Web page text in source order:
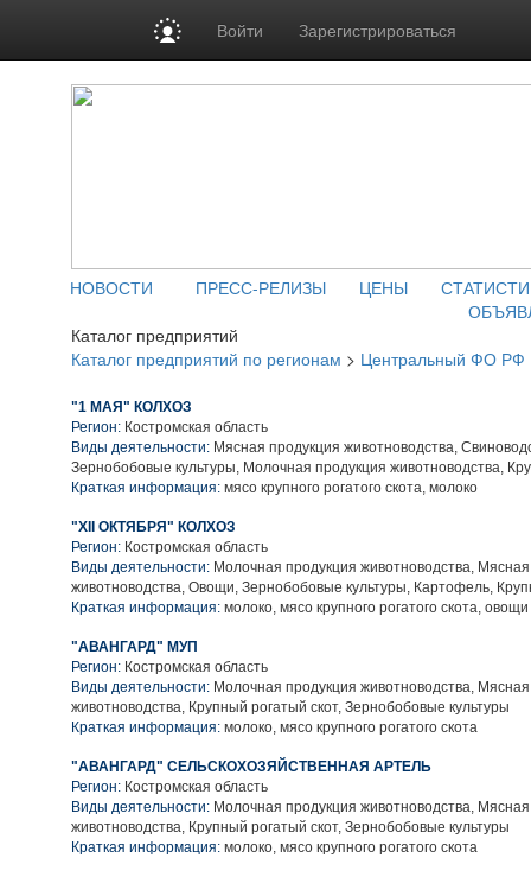
Войти Зарегистрироваться
НОВОСТИ ПРЕСС-РЕЛИЗЫ ЦЕНЫ
Каталог предприятий
Каталог предприятий по регионам > Центральный ФО РФ
"1 МАЯ" КОЛХОЗ
Регион: Костромская область
Виды деятельности: Мясная продукция животноводства,
Зернобобовые культуры, Молочная продукция животноводства,
Краткая информация: мясо крупного рогатого скота, молоко
"XII ОКТЯБРЯ" КОЛХОЗ
Регион: Костромская область
Виды деятельности: Молочная продукция животноводства,
животноводства, Овощи, Зернобобовые культуры, Картофель,
Краткая информация: молоко, мясо крупного рогатого скота,
"АВАНГАРД" МУП
Регион: Костромская область
Виды деятельности: Молочная продукция животноводства,
животноводства, Крупный рогатый скот, Зернобобовые культуры
Краткая информация: молоко, мясо крупного рогатого скота
"АВАНГАРД" СЕЛЬСКОХОЗЯЙСТВЕННАЯ АРТЕЛЬ
Регион: Костромская область
Виды деятельности: Молочная продукция животноводства,
животноводства, Крупный рогатый скот, Зернобобовые культуры
Краткая информация: молоко, мясо крупного рогатого скота